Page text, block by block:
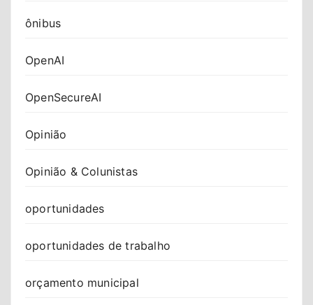
ônibus
OpenAI
OpenSecureAI
Opinião
Opinião & Colunistas
oportunidades
oportunidades de trabalho
orçamento municipal